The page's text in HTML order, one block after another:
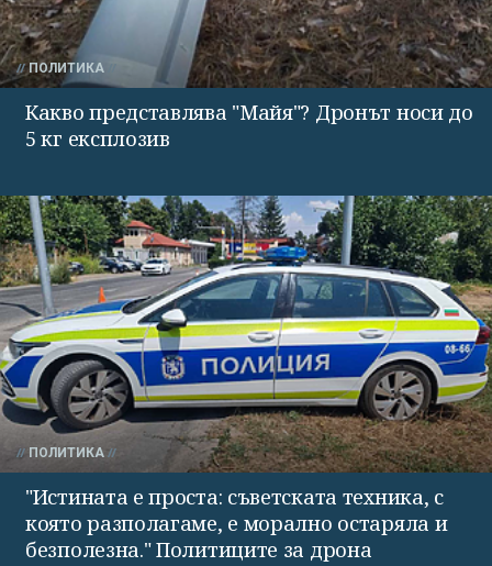
ПОЛИТИКА
Какво представлява "Майя"? Дронът носи до
5 кг експлозив
ПОЛИТИКА
"Истината е проста: съветската техника, с
която разполагаме, е морално остаряла и
безполезна." Политиците за дрона